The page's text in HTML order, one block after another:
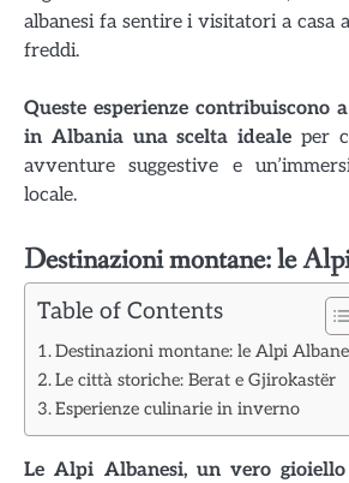
albanesi fa sentire i visitatori a casa
freddi.
Queste esperienze contribuiscono
in Albania una scelta ideale per
avventure suggestive e
locale.
Destinazioni montane: le
Table of Contents
Destinazioni montane: le Alpi
Le città storiche: Berat e Gjirokastër
Esperienze culinarie in inverno
Le Alpi Albanesi, un vero